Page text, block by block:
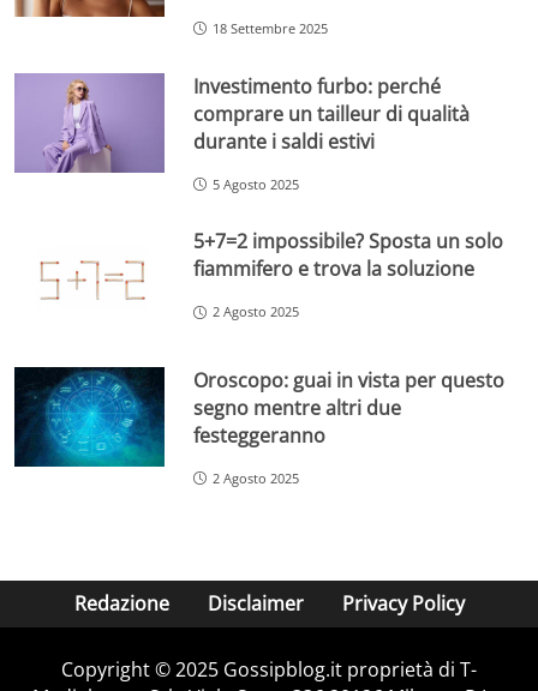
18 Settembre 2025
Investimento furbo: perché
comprare un tailleur di qualità
durante i saldi estivi
5 Agosto 2025
5+7=2 impossibile? Sposta un solo
fiammifero e trova la soluzione
2 Agosto 2025
Oroscopo: guai in vista per questo
segno mentre altri due
festeggeranno
2 Agosto 2025
Redazione Disclaimer Privacy Policy
Copyright © 2025 Gossipblog.it proprietà di T-